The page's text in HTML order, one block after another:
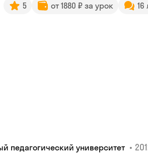
5 от 1880 ₽ за урок 16
педагогический университет •